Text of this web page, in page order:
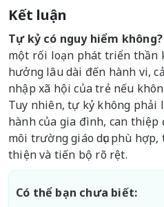
Kết luận
Tự kỷ có nguy hiểm không?
một rối loạn phát triển thần
hưởng lâu dài đến hành vi,
nhập xã hội của trẻ nếu
Tuy nhiên, tự kỷ không phải
hành của gia đình, can
môi trường giáo dục phù
thiện và tiến bộ rõ rệt.
Có thể bạn chưa biết: